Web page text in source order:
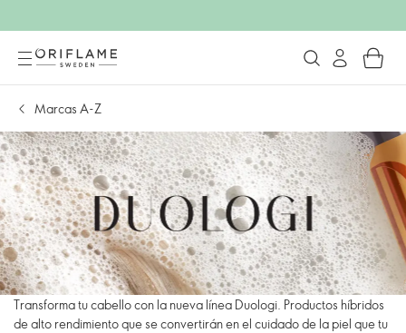
Marcas A-Z
Transforma tu cabello con la nueva línea Duologi. Productos híbridos
de alto rendimiento que se convertirán en el cuidado de la piel que tu